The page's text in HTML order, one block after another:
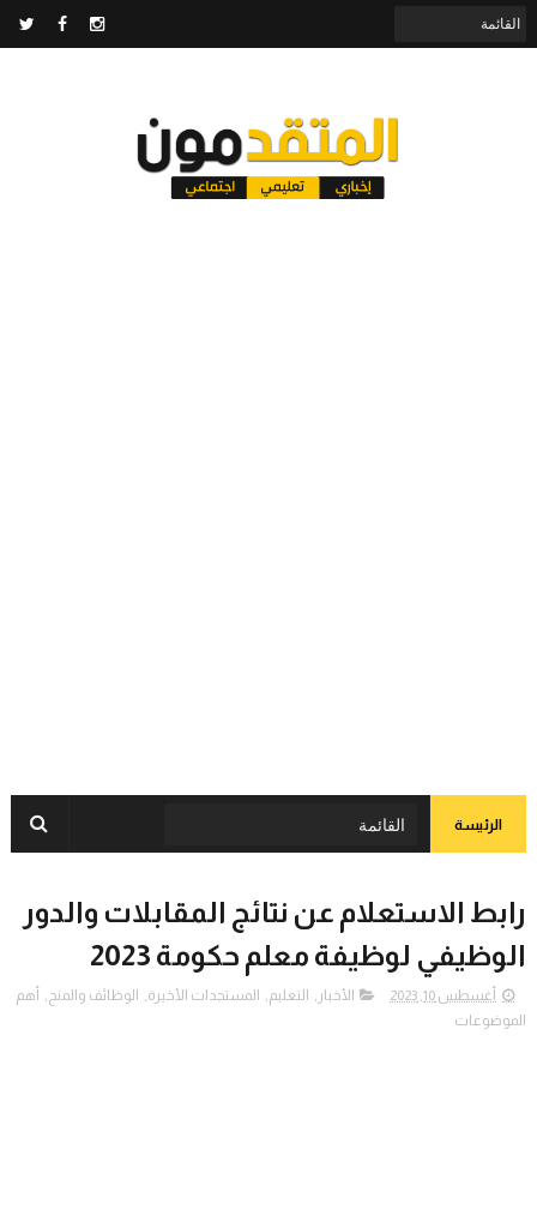
الرئيسة
رابط الاستعلام عن نتائج المقابلات والدور
الوظيفي لوظيفة معلم حكومة 2023
أغسطس 10, 2023 الأخبار , التعليم, المستجدات الأخيرة, الوظائف والمنح ,
أهم
الموضوعات